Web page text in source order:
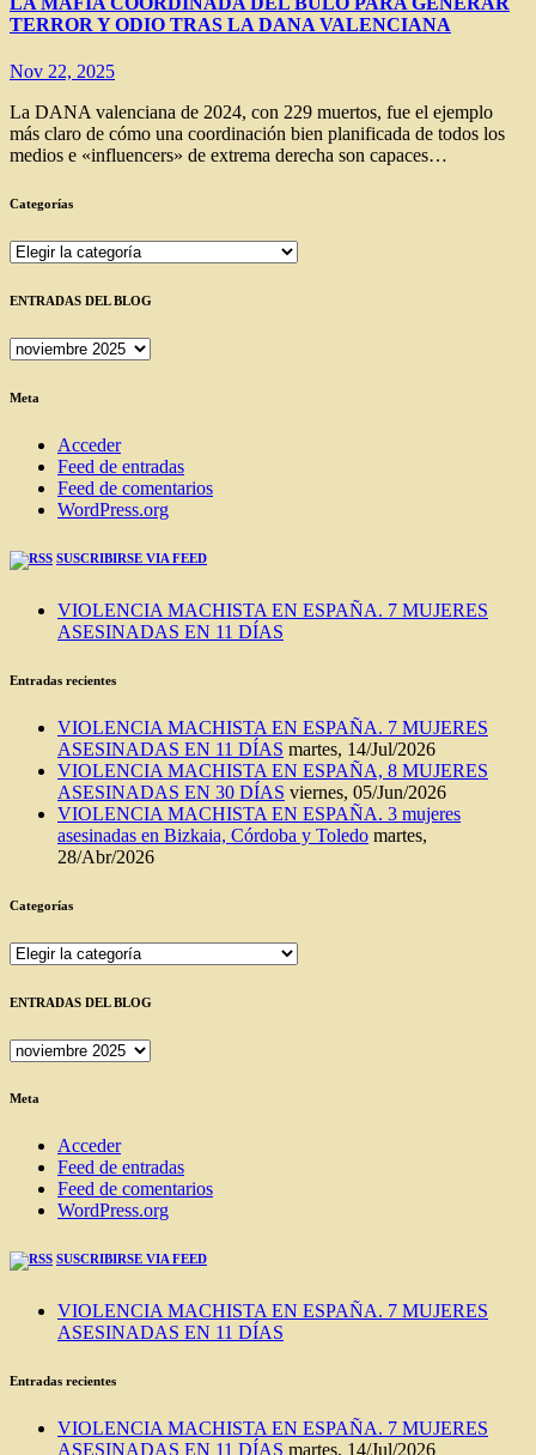
TERROR Y ODIO TRAS LA DANA VALENCIANA
Nov 22, 2025
La DANA valenciana de 2024, con 229 muertos, fue el ejemplo
más claro de cómo una coordinación bien planificada de todos los
medios e «influencers» de extrema derecha son capaces…
Categorías
Categorías
ENTRADAS DEL BLOG
ENTRADAS
BLOG
Meta
Acceder
Feed de entradas
Feed de comentarios
WordPress.org
SUSCRIBIRSE VIA FEED
VIOLENCIA MACHISTA EN ESPAÑA. 7 MUJERES
ASESINADAS EN 11 DÍAS
Entradas recientes
VIOLENCIA MACHISTA EN ESPAÑA. 7 MUJERES
ASESINADAS EN 11 DÍAS martes, 14/Jul/2026
VIOLENCIA MACHISTA EN ESPAÑA, 8 MUJERES
ASESINADAS EN 30 DÍAS viernes, 05/Jun/2026
VIOLENCIA MACHISTA EN ESPAÑA. 3 mujeres
asesinadas en Bizkaia, Córdoba y Toledo martes,
28/Abr/2026
Categorías
Categorías
ENTRADAS DEL BLOG
ENTRADAS
BLOG
Meta
Acceder
Feed de entradas
Feed de comentarios
WordPress.org
SUSCRIBIRSE VIA FEED
VIOLENCIA MACHISTA EN ESPAÑA. 7 MUJERES
ASESINADAS EN 11 DÍAS
Entradas recientes
VIOLENCIA MACHISTA EN ESPAÑA. 7 MUJERES
ASESINADAS EN 11 DÍAS martes, 14/Jul/2026